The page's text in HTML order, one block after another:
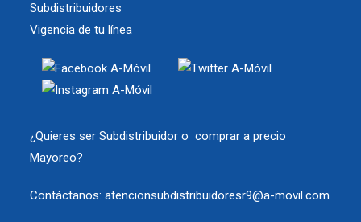
Subdistribuidores
Vigencia de tu línea
¿Quieres ser Subdistribuidor o comprar a precio
Mayoreo?
Contáctanos: atencionsubdistribuidoresr9@a-movil.com